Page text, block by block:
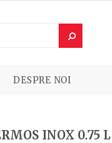
DESPRE NOI
INOX 0.75